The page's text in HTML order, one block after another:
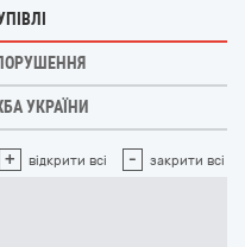
УКРАЇНИ
+ відкрити всі - закрити всі